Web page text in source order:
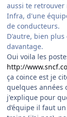
aussi te
Infra, d'une
de conducteurs.
D'autre, bien
davantage.
Oui voila les
http://
ça coince est je
quelques années
j'explique pour
d’équipe il faut